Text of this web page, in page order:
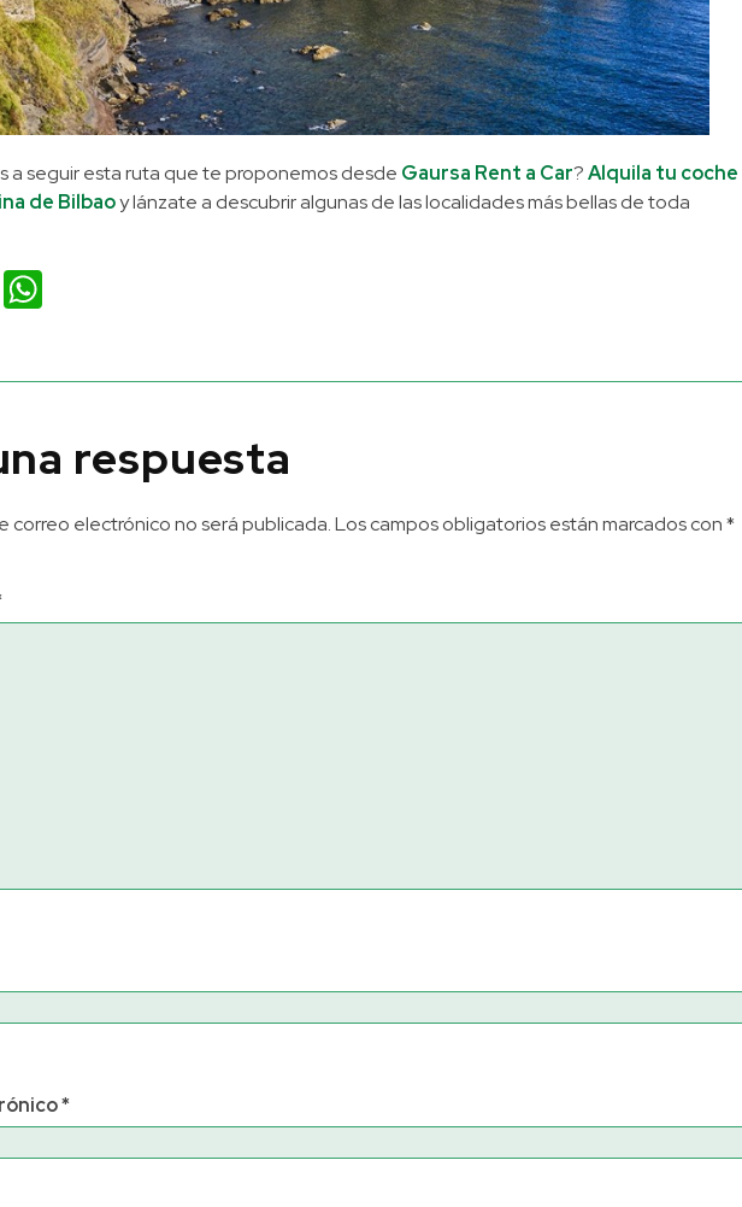
a seguir esta ruta que te proponemos desde Gaursa Rent a Car?Alquila tu coche
de Bilbaoy lánzate a descubrir algunas de las localidades más bellas de toda
Twitter
respuesta
correo electrónico no será publicada.Los campos obligatorios están marcados con*
*